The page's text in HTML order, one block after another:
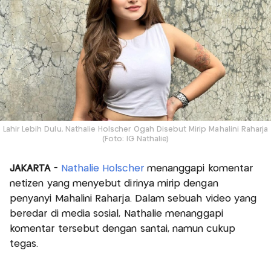
Lahir Lebih Dulu, Nathalie Holscher Ogah Disebut Mirip Mahalini Raharja
(Foto: IG Nathalie)
JAKARTA - Nathalie Holschermenanggapi komentar
netizen yang menyebut dirinya mirip dengan
penyanyi Mahalini Raharja. Dalam sebuah video yang
beredar di media sosial, Nathalie menanggapi
komentar tersebut dengan santai, namun cukup
tegas.